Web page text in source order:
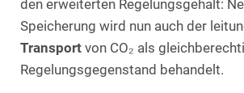
den erweiterten Regelungsgehalt:
Speicherung wird nun auch der
Transport von CO₂ als
Regelungsgegenstand behandelt.